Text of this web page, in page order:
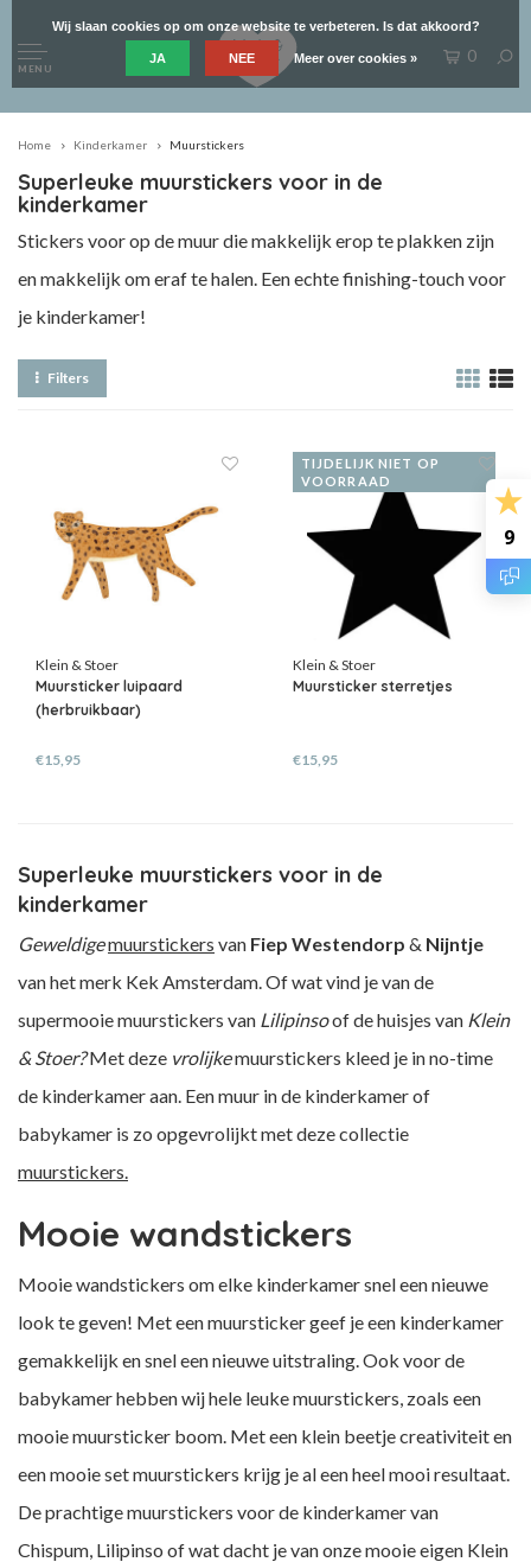
9
MENU
0
Home Kinderkamer Muurstickers
Superleuke muurstickers voor in de
kinderkamer
Stickers voor op de muur die makkelijk erop te plakken zijn
en makkelijk om eraf te halen. Een echte finishing-touch voor
je kinderkamer!
Filters
Klein & Stoer
Muursticker luipaard
(herbruikbaar)
€15,95
TIJDELIJK NIET OP
VOORRAAD
Klein & Stoer
Muursticker sterretjes
€15,95
Superleuke muurstickers voor in de
kinderkamer
Geweldigemuurstickers van Fiep Westendorp & Nijntje
van het merk Kek Amsterdam. Of wat vind je van de
supermooie muurstickers van Lilipinsoof de huisjes van Klein
& Stoer?Met deze vrolijkemuurstickers kleed je in no-time
de kinderkamer aan. Een muur in de kinderkamer of
babykamer is zo opgevrolijkt met deze collectie
muurstickers.
Mooie wandstickers
Mooie wandstickers om elke kinderkamer snel een nieuwe
look te geven! Met een muursticker geef je een kinderkamer
gemakkelijk en snel een nieuwe uitstraling. Ook voor de
babykamer hebben wij hele leuke muurstickers, zoals een
mooie muursticker boom. Met een klein beetje creativiteit en
een mooie set muurstickers krijg je al een heel mooi resultaat.
De prachtige muurstickers voor de kinderkamer van
Chispum, Lilipinso of wat dacht je van onze mooie eigen Klein
Wij slaan cookies op om onze website te verbeteren. Is dat akkoord?
JA NEE Meer over cookies »